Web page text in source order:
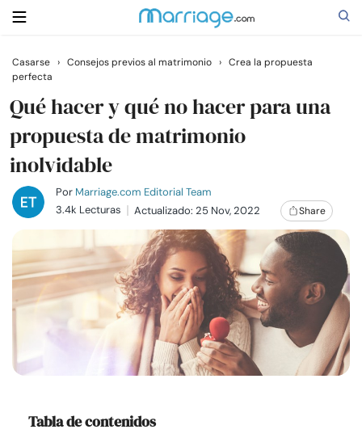
Buscar
Casarse
Relaciones
Familia
Ayuda
Cursos
Recursos
Comunidad
Casarse › Consejos previos al matrimonio › Crea la propuesta
perfecta
Qué hacer y qué no hacer para una
propuesta de matrimonio
inolvidable
Por Marriage.com Editorial Team
3.4k Lecturas
Actualizado: 25 Nov, 2022 Share
Tabla de contenidos